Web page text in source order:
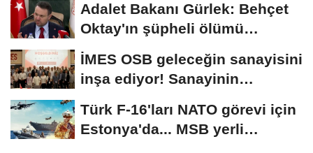
Adalet Bakanı Gürlek: Behçet
Oktay'ın şüpheli ölümü
yeniden kapsamlı...
İMES OSB geleceğin sanayisini
inşa ediyor! Sanayinin
Türk F-16'ları NATO görevi için
Estonya'da... MSB yerli